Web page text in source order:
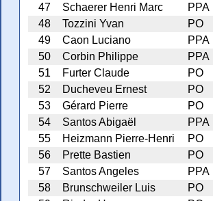
47
Schaerer Henri Marc PPA
48
Tozzini Yvan PO
49
Caon Luciano PPA
50
Corbin Philippe PPA
51
Furter Claude PO
52
Ducheveu Ernest PO
53
Gérard Pierre PO
54
Santos Abigaël PPA
55
Heizmann Pierre-Henri PO
56
Prette Bastien PO
57
Santos Angeles PPA
58
Brunschweiler Luis PO